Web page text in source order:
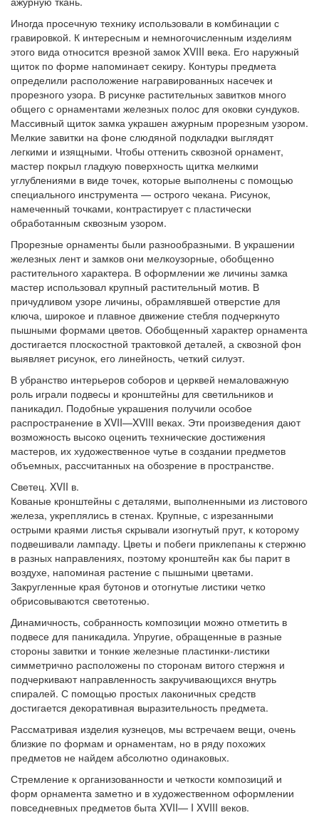
Иногда просечную технику использовали в комбинации с
гравировкой. К интересным и немногочисленным изделиям
этого вида относится врезной замок XVIII века. Его наружный
щиток по форме напоминает секиру. Контуры предмета
определили расположение награвированных насечек и
прорезного узора. В рисунке растительных завитков много
общего с орнаментами железных полос для оковки сундуков.
Массивный щиток замка украшен ажурным прорезным узором.
Мелкие завитки на фоне слюдяной подкладки выглядят
легкими и изящными. Чтобы оттенить сквозной орнамент,
мастер покрыл гладкую поверхность щитка мелкими
углублениями в виде точек, которые выполнены с помощью
специального инструмента — острого чекана. Рисунок,
намеченный точками, контрастирует с пластически
обработанным сквозным узором.
Прорезные орнаменты были разнообразными. В украшении
железных лент и замков они мелкоузорные, обобщенно
растительного характера. В оформлении же личины замка
мастер использовал крупный растительный мотив. В
причудливом узоре личины, обрамлявшей отверстие для
ключа, широкое и плавное движение стебля подчеркнуто
пышными формами цветов. Обобщенный характер орнамента
достигается плоскостной трактовкой деталей, а сквозной фон
выявляет рисунок, его линейность, четкий силуэт.
В убранство интерьеров соборов и церквей немаловажную
роль играли подвесы и кронштейны для светильников и
паникадил. Подобные украшения получили особое
распространение в XVII—XVIII веках. Эти произведения дают
возможность высоко оценить технические достижения
мастеров, их художественное чутье в создании предметов
объемных, рассчитанных на обозрение в пространстве.
Светец. XVII в.
Кованые кронштейны с деталями, выполненными из листового
железа, укреплялись в стенах. Крупные, с изрезанными
острыми краями листья скрывали изогнутый прут, к которому
подвешивали лампаду. Цветы и побеги приклепаны к стержню
в разных направлениях, поэтому кронштейн как бы парит в
воздухе, напоминая растение с пышными цветами.
Закругленные края бутонов и отогнутые листики четко
обрисовываются светотенью.
Динамичность, собранность композиции можно отметить в
подвесе для паникадила. Упругие, обращенные в разные
стороны завитки и тонкие железные пластинки-листики
симметрично расположены по сторонам витого стержня и
подчеркивают направленность закручивающихся внутрь
спиралей. С помощью простых лаконичных средств
достигается декоративная выразительность предмета.
Рассматривая изделия кузнецов, мы встречаем вещи, очень
близкие по формам и орнаментам, но в ряду похожих
предметов не найдем абсолютно одинаковых.
Стремление к организованности и четкости композиций и
форм орнамента заметно и в художественном оформлении
повседневных предметов быта XVII— I XVIII веков.